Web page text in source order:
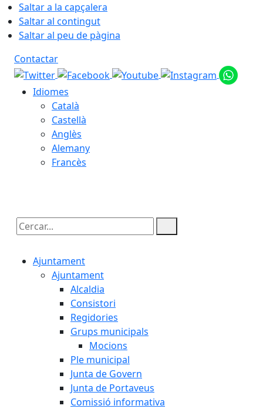
Saltar a la capçalera
Saltar al contingut
Saltar al peu de pàgina
Contactar
Idiomes
Català
Castellà
Anglès
Alemany
Francès
Cercar:
Ajuntament
Ajuntament
Alcaldia
Consistori
Regidories
Grups municipals
Mocions
Ple municipal
Junta de Govern
Junta de Portaveus
Comissió informativa